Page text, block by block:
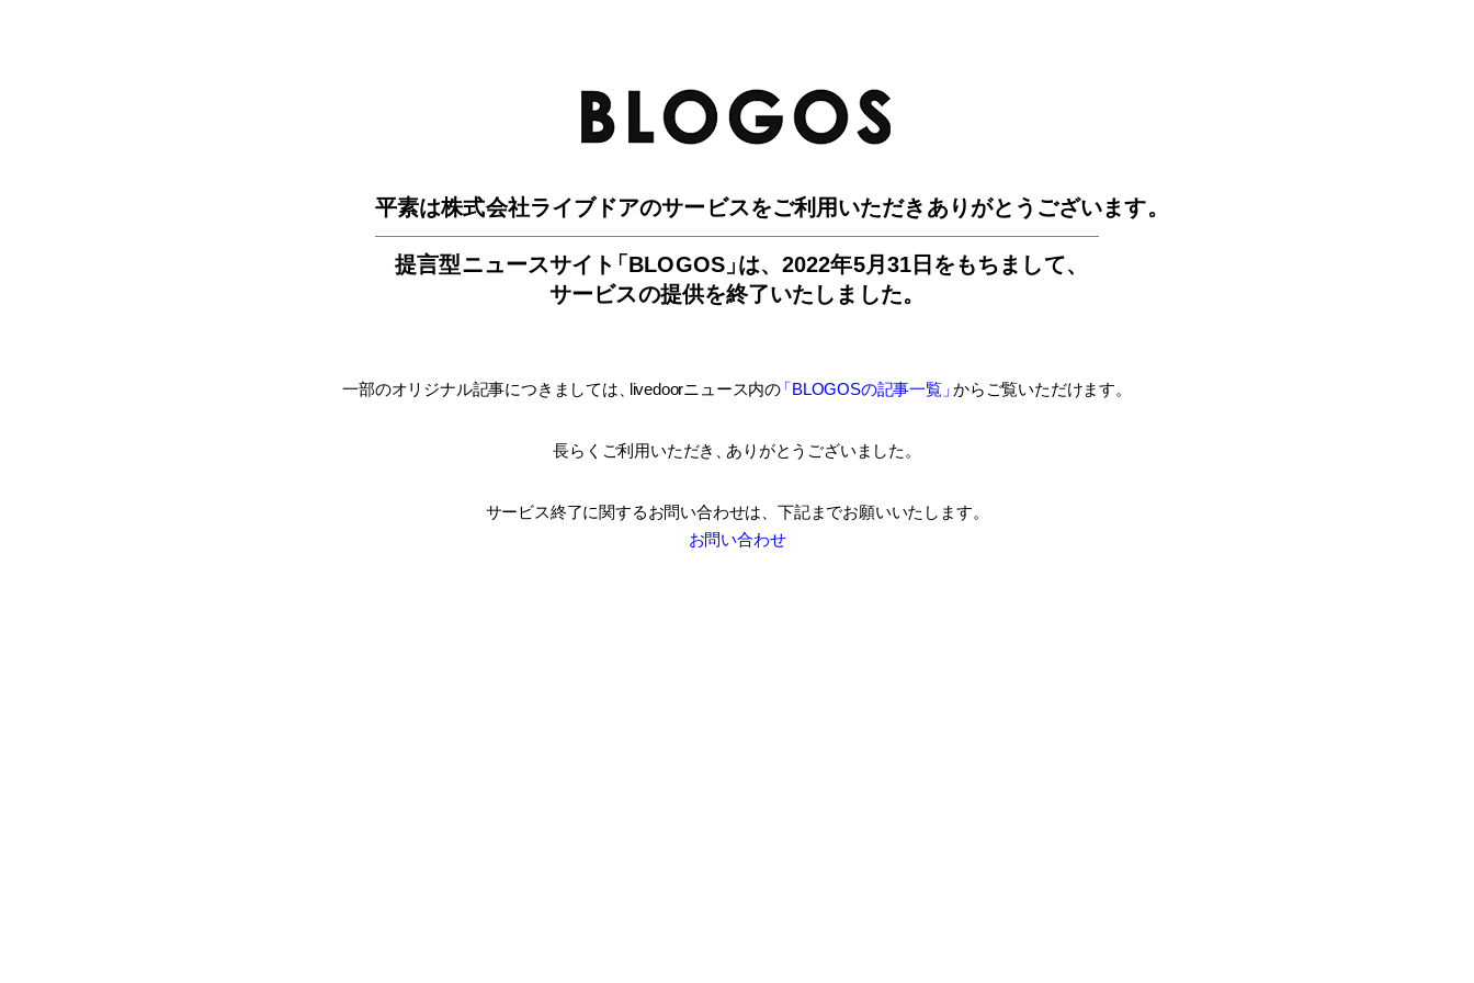
平素は株式会社ライブドアのサービスをご利用いただきありがとうございます。
提言型ニュースサイ ト「BLOGOS」は、2022年5月31日をもちまして、
サービスの提供を終了いたしました。
一部のオリジナル記事につきましては livedoorニュース内の「BLOGOSの記事一覧」 からご覧いただけます。
長らくご利用いただき ありがとうございました。
サービス終了に関するお問い合わせは、 下記までお願いいたします。
お問い合わせ